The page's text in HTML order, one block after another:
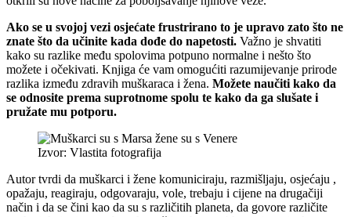
Ako se u svojoj vezi osjećate frustrirano to je upravo zato što ne
znate što da učinite kada dođe do napetosti. Važno je shvatiti
kako su razlike među spolovima potpuno normalne i nešto što
možete i očekivati. Knjiga će vam omogućiti razumijevanje prirode
razlika između zdravih muškaraca i žena. Možete naučiti kako da
se odnosite prema suprotnome spolu te kako da ga slušate i
pružate mu potporu.
Izvor: Vlastita fotografija
Autor tvrdi da muškarci i žene komuniciraju, razmišljaju, osjećaju ,
opažaju, reagiraju, odgovaraju, vole, trebaju i cijene na drugačiji
način i da se čini kao da su s različitih planeta, da govore različite